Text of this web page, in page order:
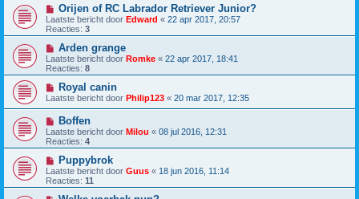
Orijen of RC Labrador Retriever Junior?
Laatste bericht door Edward « 22 apr 2017, 20:57
Reacties: 3
Arden grange
Laatste bericht door Romke « 22 apr 2017, 18:41
Reacties: 8
Royal canin
Laatste bericht door Philip123 « 20 mar 2017, 12:35
Boffen
Laatste bericht door Milou « 08 jul 2016, 12:31
Reacties: 4
Puppybrok
Laatste bericht door Guus « 18 jun 2016, 11:14
Reacties: 11